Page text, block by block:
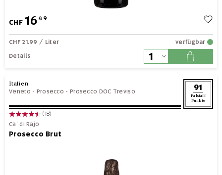
CHF 1649
CHF 21.99 / Liter
verfügbar
Details
Italien
Veneto - Prosecco - Prosecco DOC Treviso 91
Falstaff
Punkte
(18)
Ca’ di Rajo
Prosecco Brut